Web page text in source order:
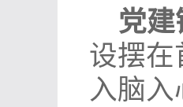
党建
设摆在
入脑